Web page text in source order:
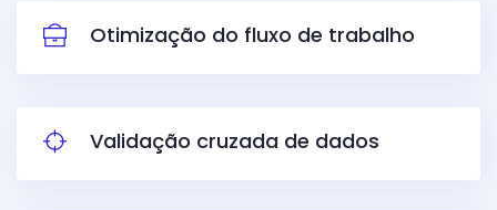
Otimização do fluxo de trabalho
Validação cruzada de dados